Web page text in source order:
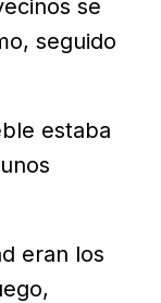
se
seguido
estaba
eran los